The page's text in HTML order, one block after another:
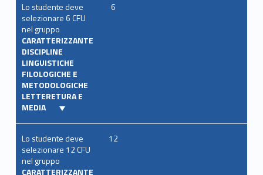
Lo studente deve
selezionare 6 CFU
nel gruppo
CARATTERIZZANTE
DISCIPLINE
LINGUISTICHE
FILOLOGICHE E
METODOLOGICHE
LETTERETURA E
MEDIA
6
Lo studente deve
selezionare 12 CFU
nel gruppo
CARATTERIZZANTE
12